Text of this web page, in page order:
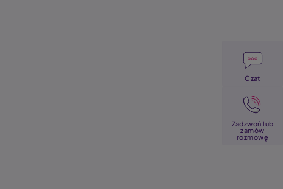
Czat
Zadzwoń lub
zamów
rozmowę